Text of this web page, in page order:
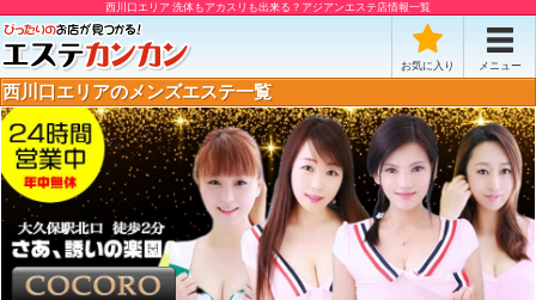
西川口エリア 洗体もアカスリも出来る？アジアンエステ店情報一覧
お気に入り メニュー
西川口エリアのメンズエステ一覧